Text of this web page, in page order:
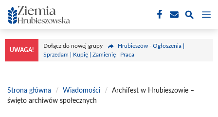
Przejdź
do
treści
UWAGA!
Dołącz do nowej grupy
Hrubieszów - Ogłoszenia |
Sprzedam | Kupię | Zamienię | Praca
Strona główna / Wiadomości /
Archifest w Hrubieszowie –
święto archiwów społecznych